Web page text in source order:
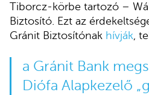
Tiborcz-körbe tartozó –
Biztosító. Ezt az
Gránit Biztosítónak hívják,
a Gránit Bank
Diófa Alapkezelő